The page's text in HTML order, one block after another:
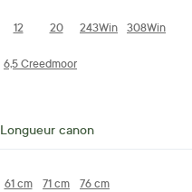
12 20 243Win 308Win
6,5 Creedmoor
Longueur canon
61 cm 71 cm 76 cm